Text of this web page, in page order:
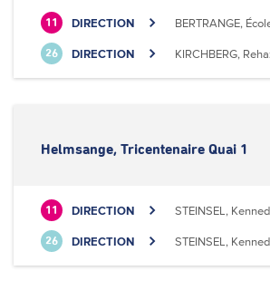
11 DIRECTION BERTRANGE,
26 DIRECTION KIRCHBERG,
Helmsange, Tricentenaire Quai 1
11 DIRECTION STEINSEL,
26 DIRECTION STEINSEL,